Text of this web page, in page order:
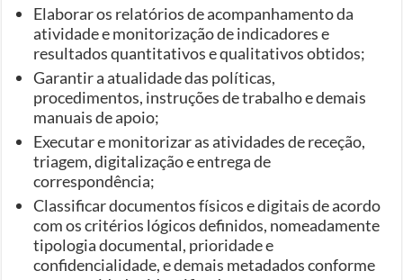
Elaborar os relatórios de acompanhamento da
atividade e monitorização de indicadores e
resultados quantitativos e qualitativos obtidos;
Garantir a atualidade das políticas,
procedimentos, instruções de trabalho e demais
manuais de apoio;
Executar e monitorizar as atividades de receção,
triagem, digitalização e entrega de
correspondência;
Classificar documentos físicos e digitais de acordo
com os critérios lógicos definidos, nomeadamente
tipologia documental, prioridade e
confidencialidade, e demais metadados conforme